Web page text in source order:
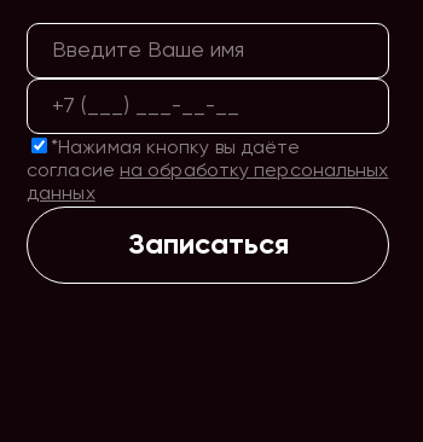
*Нажимая кнопку вы даёте
согласие на обработку персональных
данных
Записаться